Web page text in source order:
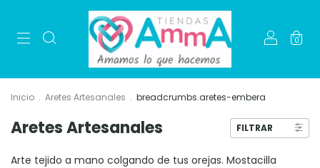
0
Inicio . Aretes Artesanales . breadcrumbs.aretes-embera
Aretes Artesanales FILTRAR
Arte tejido a mano colgando de tus orejas. Mostacilla